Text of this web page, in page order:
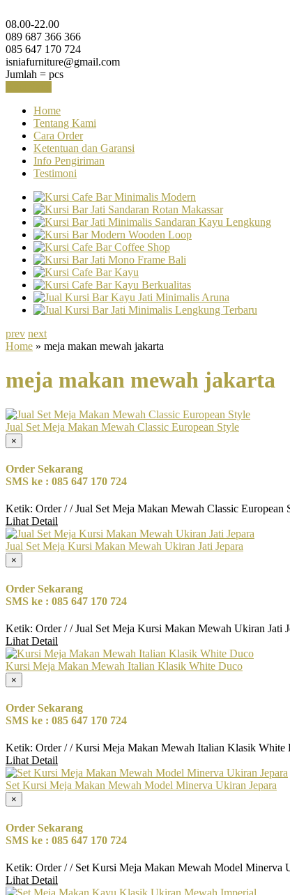
08.00-22.00
089 687 366 366
085 647 170 724
isniafurniture@gmail.com
Jumlah = pcs
Home
Tentang Kami
Cara Order
Ketentuan dan Garansi
Info Pengiriman
Testimoni
prev next
Home » meja makan mewah jakarta
meja makan mewah jakarta
Jual Set Meja Makan Mewah Classic European Style
×
Order Sekarang
SMS ke : 085 647 170 724
Ketik: Order / / Jual Set Meja Makan Mewah Classic European
Lihat Detail
Jual Set Meja Kursi Makan Mewah Ukiran Jati Jepara
×
Order Sekarang
SMS ke : 085 647 170 724
Ketik: Order / / Jual Set Meja Kursi Makan Mewah Ukiran Jati
Lihat Detail
Kursi Meja Makan Mewah Italian Klasik White Duco
×
Order Sekarang
SMS ke : 085 647 170 724
Ketik: Order / / Kursi Meja Makan Mewah Italian Klasik White
Lihat Detail
Set Kursi Meja Makan Mewah Model Minerva Ukiran Jepara
×
Order Sekarang
SMS ke : 085 647 170 724
Ketik: Order / / Set Kursi Meja Makan Mewah Model Minerva
Lihat Detail